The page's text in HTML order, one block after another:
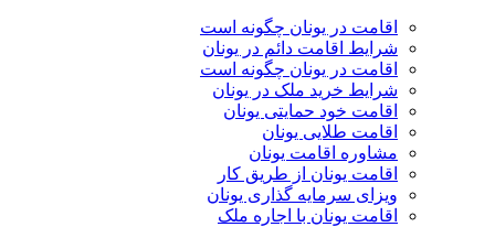
اقامت در یونان چگونه است
شرایط اقامت دائم در یونان
اقامت در یونان چگونه است
شرایط خرید ملک در یونان
اقامت خود حمایتی یونان
اقامت طلایی یونان
مشاوره اقامت یونان
اقامت یونان از طریق کار
ویزای سرمایه گذاری یونان
اقامت یونان با اجاره ملک